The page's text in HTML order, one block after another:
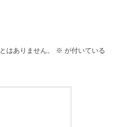
はありません。 ※ が付いている